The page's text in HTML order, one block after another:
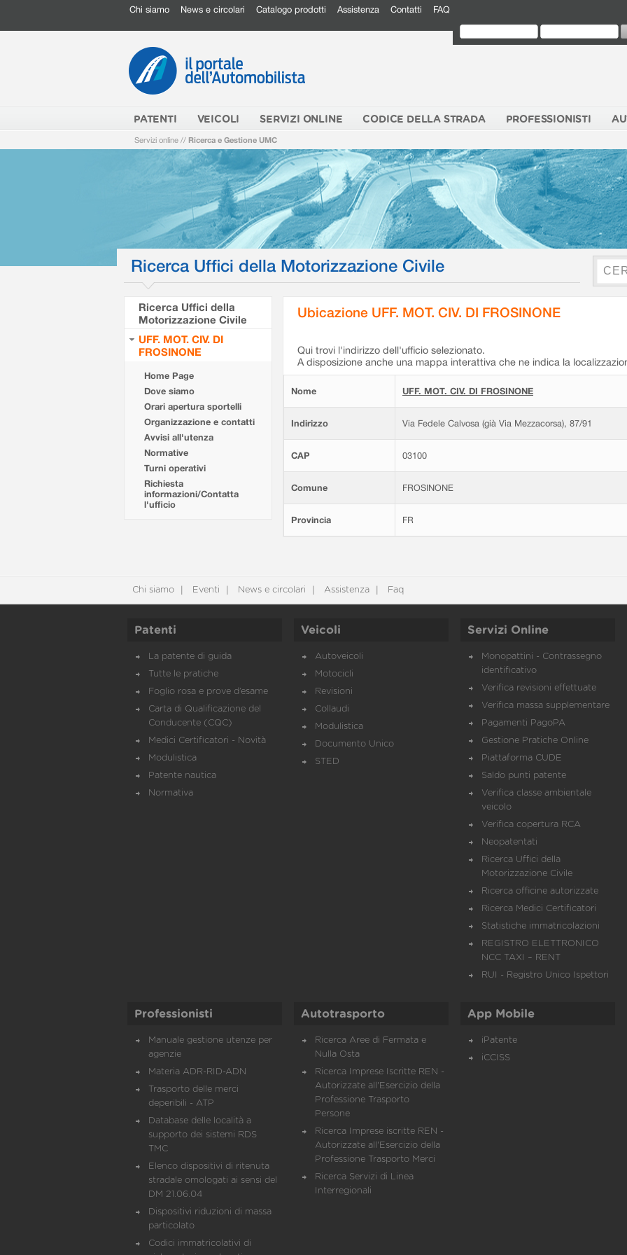
Chi siamo News e circolari Catalogo prodotti Assistenza Contatti FAQ
PATENTI VEICOLI SERVIZI ONLINE CODICE DELLA STRADA PROFESSIONISTI
Servizi online // Ricerca e Gestione UMC
Ricerca Uffici della Motorizzazione Civile
Ricerca Uffici della
Motorizzazione Civile
UFF. MOT. CIV. DI
FROSINONE
Home Page
Dove siamo
Orari apertura sportelli
Organizzazione e contatti
Avvisi all'utenza
Normative
Turni operativi
Richiesta
informazioni/Contatta
l'ufficio
Ubicazione UFF. MOT. CIV. DI FROSINONE
Qui trovi l'indirizzo dell'ufficio selezionato.
A disposizione anche una mappa interattiva che ne indica la
Nome UFF. MOT. CIV. DI FROSINONE
Indirizzo Via Fedele Calvosa (già Via Mezzacorsa), 87/91
CAP 03100
Comune FROSINONE
Provincia FR
Chi siamo Eventi News e circolari Assistenza Faq
Patenti
La patente di guida
Tutte le pratiche
Foglio rosa e prove d’esame
Carta di Qualificazione del
Conducente (CQC)
Medici Certificatori - Novità
Modulistica
Patente nautica
Normativa
Veicoli
Autoveicoli
Motocicli
Revisioni
Collaudi
Modulistica
Documento Unico
STED
Servizi Online
Monopattini - Contrassegno
identificativo
Verifica revisioni effettuate
Verifica massa supplementare
Pagamenti PagoPA
Gestione Pratiche Online
Piattaforma CUDE
Saldo punti patente
Verifica classe ambientale
veicolo
Verifica copertura RCA
Neopatentati
Ricerca Uffici della
Motorizzazione Civile
Ricerca officine autorizzate
Ricerca Medici Certificatori
Statistiche immatricolazioni
REGISTRO ELETTRONICO
NCC TAXI – RENT
RUI - Registro Unico Ispettori
Professionisti
Manuale gestione utenze per
agenzie
Materia ADR-RID-ADN
Trasporto delle merci
deperibili - ATP
Database delle località a
supporto dei sistemi RDS
TMC
Elenco dispositivi di ritenuta
stradale omologati ai sensi del
DM 21.06.04
Dispositivi riduzioni di massa
particolato
Codici immatricolativi di
Autotrasporto
Ricerca Aree di Fermata e
Nulla Osta
Ricerca Imprese Iscritte REN -
Autorizzate all'Esercizio della
Professione Trasporto
Persone
Ricerca Imprese iscritte REN -
Autorizzate all'Esercizio della
Professione Trasporto Merci
Ricerca Servizi di Linea
Interregionali
App Mobile
iPatente
iCCISS